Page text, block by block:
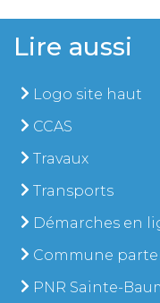
Lire aussi
Logo site haut
CCAS
Travaux
Transports
Démarches en
Commune
PNR Sainte-